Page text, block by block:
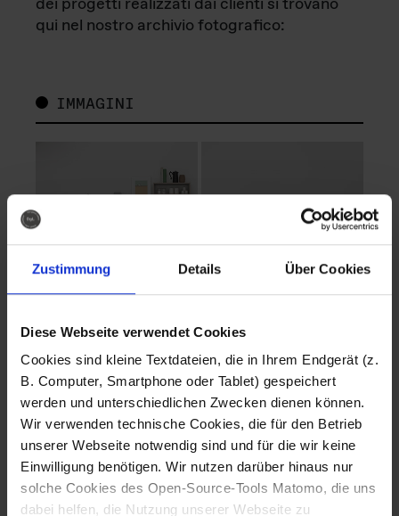
Zustimmung Details Über Cookies
Diese Webseite verwendet Cookies
Cookies sind kleine Textdateien, die in Ihrem Endgerät (z.
B. Computer, Smartphone oder Tablet) gespeichert
werden und unterschiedlichen Zwecken dienen können.
Wir verwenden technische Cookies, die für den Betrieb
unserer Webseite notwendig sind und für die wir keine
Einwilligung benötigen. Wir nutzen darüber hinaus nur
solche Cookies des Open-Source-Tools Matomo, die uns
dabei helfen, die Nutzung unserer Webseite zu
qui nel nostro archivio fotografico:
IMMAGINI
Fotografo: Lorenz
Sternbach
Download
Fotografo: Lorenz
Sternbach
Download